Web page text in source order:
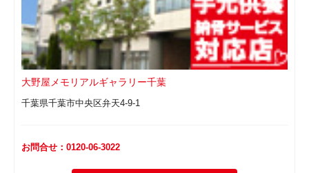
大野屋メモリアルギャラリー千葉
千葉県千葉市中央区弁天4-9-1
お問合せ：0120-06-3022